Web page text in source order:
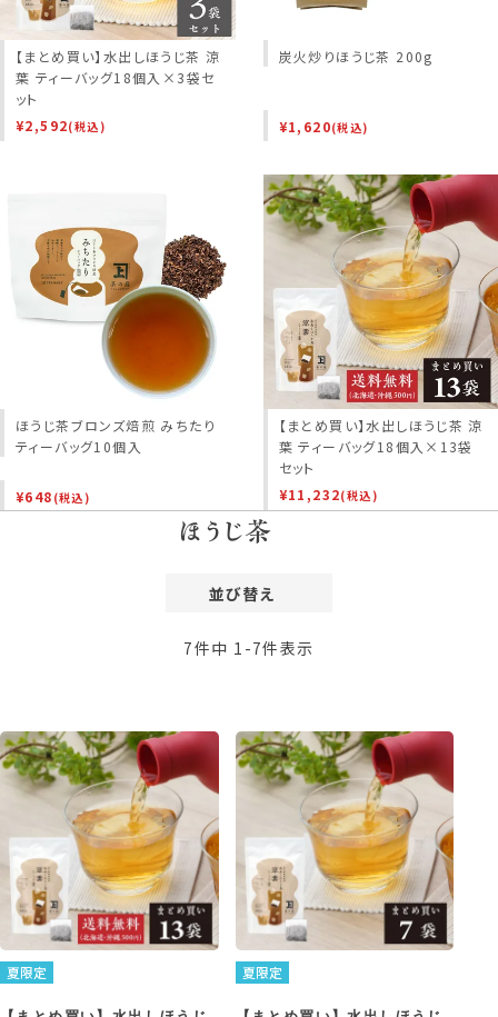
【まとめ買い】水出しほうじ茶 涼
葉 ティーバッグ18個入×3袋セ
ット
¥2,592(税込)
炭火炒りほうじ茶 200g
¥1,620(税込)
ほうじ茶ブロンズ焙煎 みちたり
ティーバッグ10個入
¥648 (税込)
【まとめ買い】水出しほうじ茶 涼
葉 ティーバッグ18個入×13袋
セット
¥11,232(税込)
ほうじ茶
並び替え
価格が高い順
7件中 1 -7件表示
夏限定 夏限定